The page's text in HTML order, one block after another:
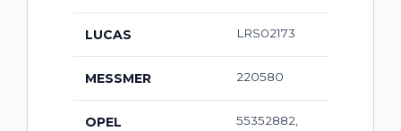
LUCAS LRS02173
MESSMER 220580
OPEL
55352882,